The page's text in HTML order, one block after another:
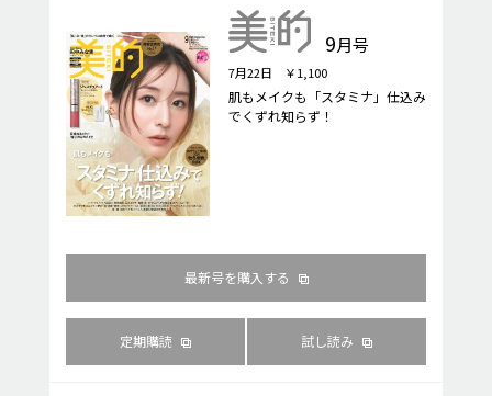
9月号
7月22日 ￥1,100
肌もメイクも「スタミナ」仕込み
でくずれ知らず！
最新号を購入する
定期購読 試し読み